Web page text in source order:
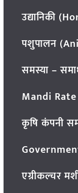
उद्यानिकी
पशुपालन
समस्या –
Mandi Rate
कृषि कंपनी
एग्रीकल्चर